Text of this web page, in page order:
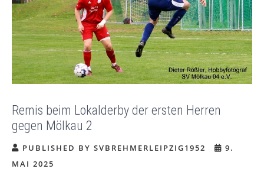
Remis beim Lokalderby der ersten Herren
gegen Mölkau 2
PUBLISHED BY SVBREHMERLEIPZIG1952
9.
MAI 2025